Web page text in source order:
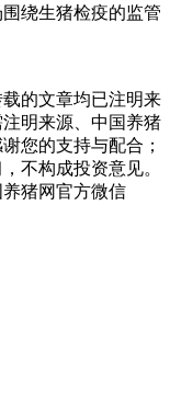
绕生猪检疫的监管
的文章均已注明来
明来源、中国养猪
您的支持与配合；
不构成投资意见。
猪网官方微信